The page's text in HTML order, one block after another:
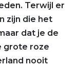
Terwijl er
zijn die het
dat je de
grote roze
nooit